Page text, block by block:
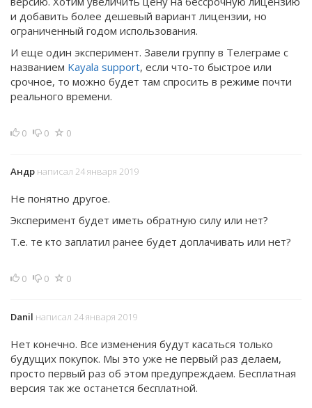
и добавить более дешевый вариант лицензии, но
ограниченный годом использования.
И еще один эксперимент. Завели группу в Телеграме с
названием Kayala support, если что-то быстрое или
срочное, то можно будет там спросить в режиме почти
реального времени.
0 0 0
Андр написал 24 января 2019
Не понятно другое.
Эксперимент будет иметь обратную силу или нет?
Т.е. те кто заплатил ранее будет доплачивать или нет?
0 0 0
Danil написал 24 января 2019
Нет конечно. Все изменения будут касаться только
будущих покупок. Мы это уже не первый раз делаем,
просто первый раз об этом предупреждаем. Бесплатная
версия так же останется бесплатной.